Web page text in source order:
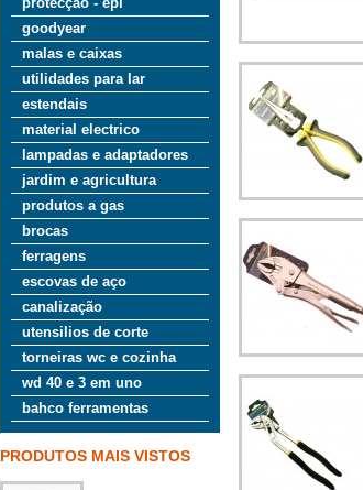
goodyear
malas e caixas
utilidades para lar
estendais
material electrico
lampadas e adaptadores
jardim e agricultura
produtos a gas
brocas
ferragens
escovas de aço
canalização
utensilios de corte
torneiras wc e cozinha
wd 40 e 3 em uno
bahco ferramentas
PRODUTOS MAIS VISTOS